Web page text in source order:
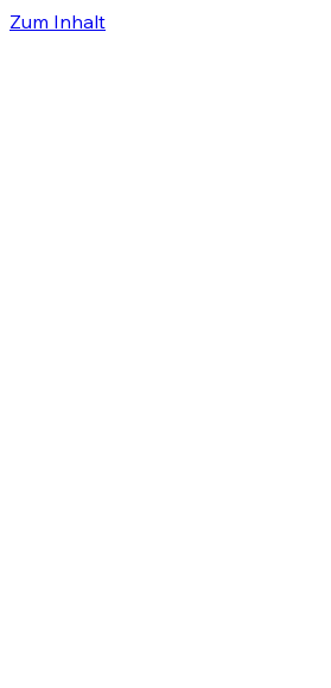
Zum Inhalt